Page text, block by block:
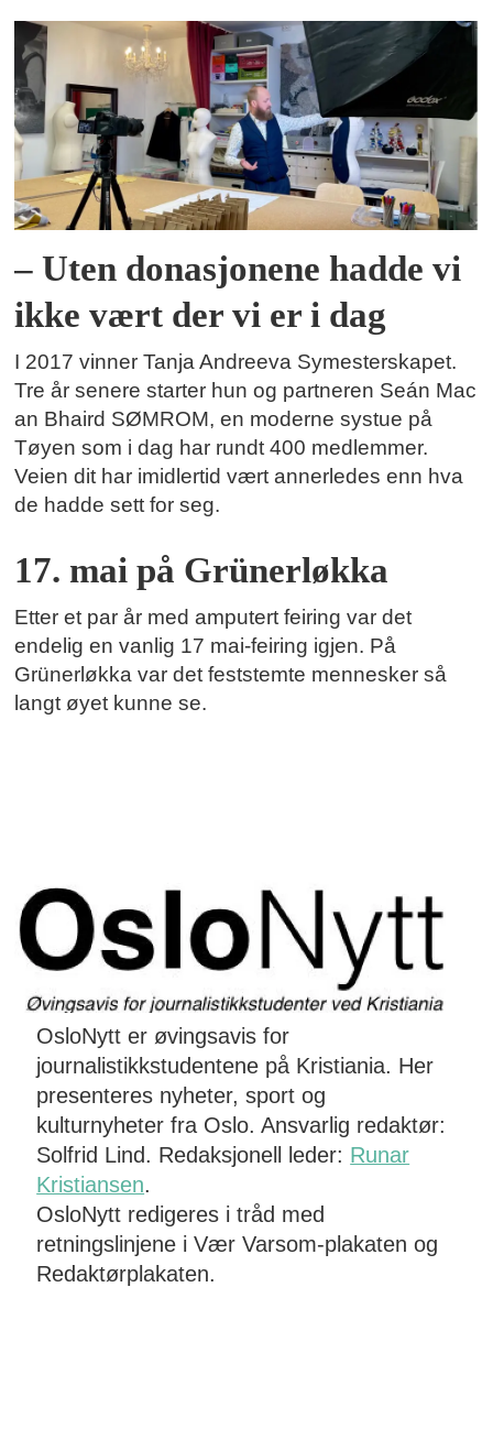
– Uten donasjonene hadde vi
ikke vært der vi er i dag
I 2017 vinner Tanja Andreeva Symesterskapet.
Tre år senere starter hun og partneren Seán Mac
an Bhaird SØMROM, en moderne systue på
Tøyen som i dag har rundt 400 medlemmer.
Veien dit har imidlertid vært annerledes enn hva
de hadde sett for seg.
17. mai på Grünerløkka
Etter et par år med amputert feiring var det
endelig en vanlig 17 mai-feiring igjen. På
Grünerløkka var det feststemte mennesker så
langt øyet kunne se.
OsloNytt er øvingsavis for
journalistikkstudentene på Kristiania. Her
presenteres nyheter, sport og
kulturnyheter fra Oslo. Ansvarlig redaktør:
Solfrid Lind. Redaksjonell leder: Runar
Kristiansen.
OsloNytt redigeres i tråd med
retningslinjene i Vær Varsom-plakaten og
Redaktørplakaten.